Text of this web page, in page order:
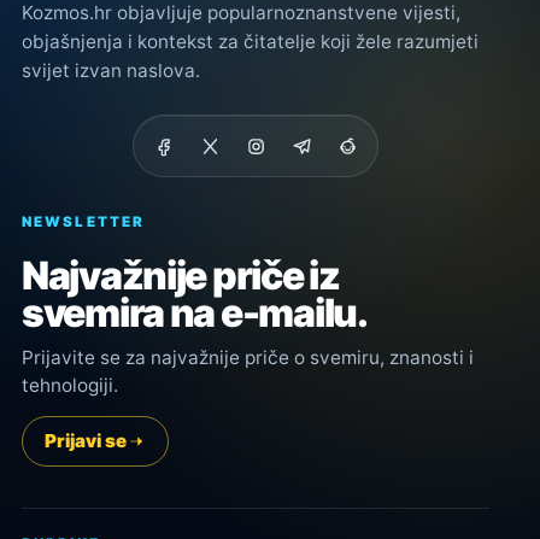
Kozmos.hr objavljuje popularnoznanstvene vijesti,
objašnjenja i kontekst za čitatelje koji žele razumjeti
svijet izvan naslova.
NEWSLETTER
Najvažnije priče iz
svemira na e-mailu.
Prijavite se za najvažnije priče o svemiru, znanosti i
tehnologiji.
Prijavi se